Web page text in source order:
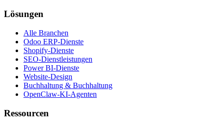
Lösungen
Alle Branchen
Odoo ERP-Dienste
Shopify-Dienste
SEO-Dienstleistungen
Power BI-Dienste
Website-Design
Buchhaltung & Buchhaltung
OpenClaw-KI-Agenten
Ressourcen